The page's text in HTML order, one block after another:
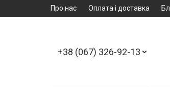
Про нас Оплата і доставка
+38 (067) 326-92-13